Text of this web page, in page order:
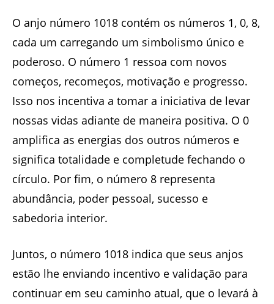
O anjo número 1018 contém os números 1, 0, 8,
cada um carregando um simbolismo único e
poderoso. O número 1 ressoa com novos
começos, recomeços, motivação e progresso.
Isso nos incentiva a tomar a iniciativa de levar
nossas vidas adiante de maneira positiva. O 0
amplifica as energias dos outros números e
significa totalidade e completude fechando o
círculo. Por fim, o número 8 representa
abundância, poder pessoal, sucesso e
sabedoria interior.
Juntos, o número 1018 indica que seus anjos
estão lhe enviando incentivo e validação para
continuar em seu caminho atual, que o levará à